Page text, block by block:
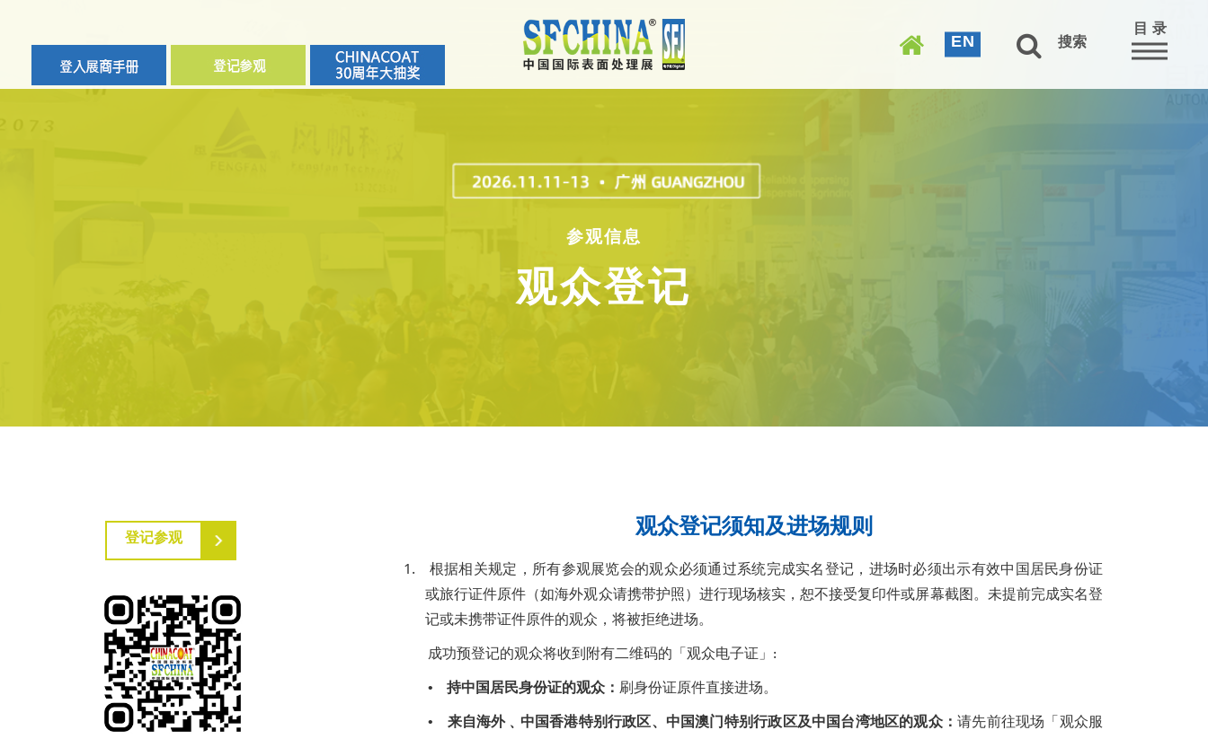
EN 搜索
目 录
参观信息
观众登记
登记参观 观众登记须知及进场规则
1. 根据相关规定，所有参观展览会的观众必须通过系统完成实名登记，进场时必须出示有效中国居民身份证
或旅行证件原件（如海外观众请携带护照）进行现场核实，恕不接受复印件或屏幕截图。未提前完成实名登
记或未携带证件原件的观众，将被拒绝进场。
成功预登记的观众将收到附有二维码的「观众电子证」:
• 持中国居民身份证的观众： 刷身份证原件直接进场。
• 来自海外﹑中国香港特别行政区、中国澳门特别行政区及中国台湾地区的观众：请先前往现场「观众服